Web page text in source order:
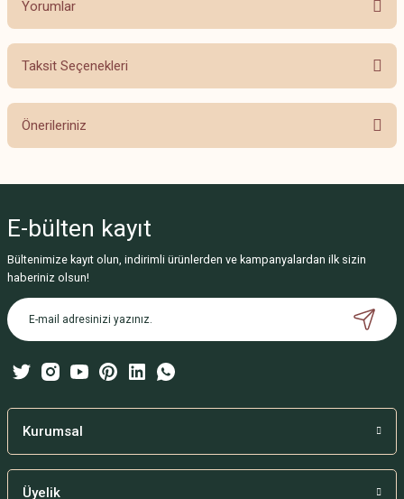
Yorumlar
Bu ürüne ilk yorumu siz yapın!
Taksit Seçenekleri
Önerileriniz
Görüş ve önerileriniz için teşekkür ederiz.
Ürün resmi kalitesiz, bozuk veya görüntülenemiyor.
Ürün açıklamasında eksik bilgiler bulunuyor.
Ürün bilgilerinde hatalar bulunuyor.
Bu ürüne benzer farklı alternatifler olmalı.
E-bülten kayıt
Bültenimize kayıt olun, indirimli ürünlerden ve kampanyalardan ilk sizin
haberiniz olsun!
Kurumsal
Üyelik